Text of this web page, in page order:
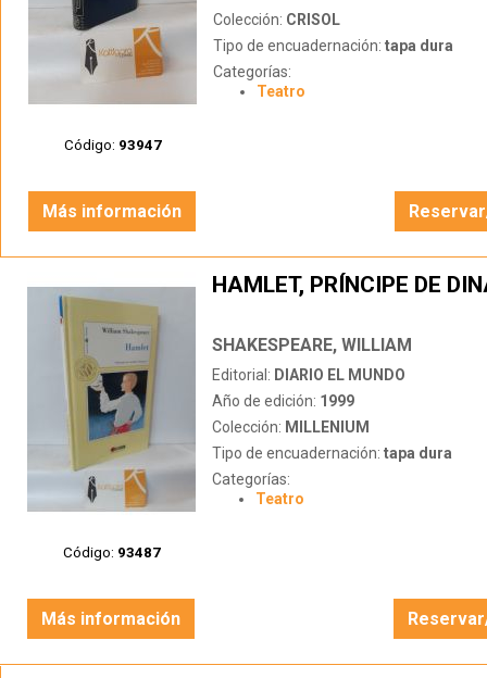
Código: 93947
Colección: CRISOL
Tipo de encuadernación: tapa dura
Categorías:
Teatro
Más información
Código: 93487
HAMLET, PRÍNCIPE DE
SHAKESPEARE, WILLIAM
Editorial: DIARIO EL MUNDO
Año de edición: 1999
Colección: MILLENIUM
Tipo de encuadernación: tapa dura
Categorías:
Teatro
Más información